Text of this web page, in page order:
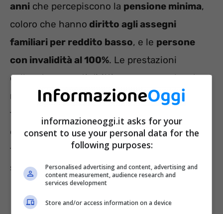
anni che percepiscono la pensione minima,
coloro che hanno diritto agli assegni
familiari per reddito basso, e le persone
con invalidità al 100%. Le prestazioni
collegate a questi diritti sono spesso legate al
reddito e includono integrazioni al
trattamento minimo, maggiorazioni sociali,
quattordicesima, 13esima potenziata, assegni
familiari per superstiti inabili, e l’assegno
sociale.
informazioneoggi.it asks for your
consent to use your personal data for the
following purposes:
Personalised advertising and content, advertising and
content measurement, audience research and
services development
Store and/or access information on a device